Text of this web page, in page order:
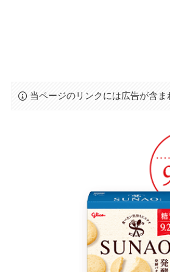
当ページのリンクには広告が含ま